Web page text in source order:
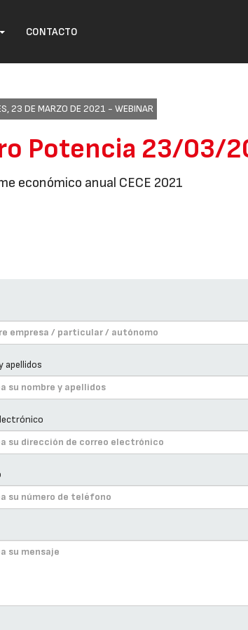
CONTACTO
23 DE MARZO DE 2021 - WEBINAR
Potencia 23/03/
económico anual CECE 2021
apellidos